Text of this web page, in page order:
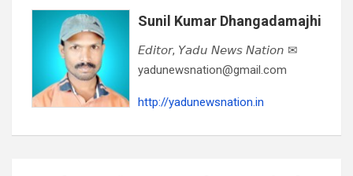
Sunil Kumar Dhangadamajhi
𝘌𝘥𝘪𝘵𝘰𝘳, 𝘠𝘢𝘥𝘶 𝘕𝘦𝘸𝘴 𝘕𝘢𝘵𝘪𝘰𝘯 ✉
yadunewsnation@gmail.com
http://yadunewsnation.in